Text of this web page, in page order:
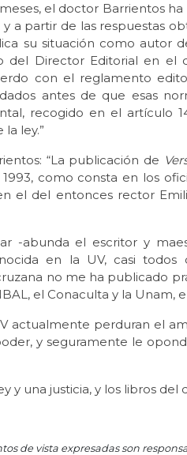
el doctor Barrientos
y a partir de las respuestas
su situación como autor
del Director Editorial en
con el reglamento
antes de que esas
recogido en el artículo
ley.”
“La publicación de
como consta en los
el del entonces rector
abunda el escritor y
en la UV, casi
no me ha publicado
el Conaculta y la Unam,
actualmente perduran el
y seguramente le
y una justicia, y los libros
de vista expresadas son